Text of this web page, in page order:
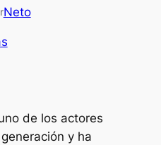
Neto
de los actores
y ha